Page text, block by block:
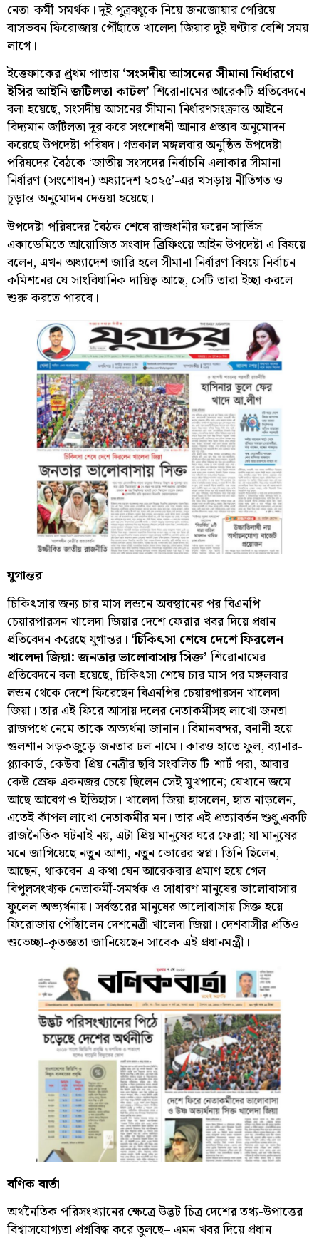
নেতা-কর্মী-সমর্থক। দুই পুত্রবধূকে নিয়ে জনজোয়ার পেরিয়ে
বাসভবন ফিরোজায় পৌঁছাতে খালেদা জিয়ার দুই ঘণ্টার বেশি সময়
লাগে।
ইত্তেফাকের প্র্রথম পাতায়‘সংসদীয় আসনের সীমানা নির্ধারণে
ইসির আইনি জটিলতা কাটল’ শিরোনামের আরেকটি প্রতিবেদনে
বলা হয়েছে, সংসদীয় আসনের সীমানা নির্ধারণসংক্রান্ত আইনে
বিদ্যমান জটিলতা দূর করে সংশোধনী আনার প্রস্তাব অনুমোদন
করেছে উপদেষ্টা পরিষদ। গতকাল মঙ্গলবার অনুষ্ঠিত উপদেষ্টা
পরিষদের বৈঠকে ‘জাতীয় সংসদের নির্বাচনি এলাকার সীমানা
নির্ধারণ (সংশোধন) অধ্যাদেশ ২০২৫’-এর খসড়ায় নীতিগত ও
চূড়ান্ত অনুমোদন দেওয়া হয়েছে।
উপদেষ্টা পরিষদের বৈঠক শেষে রাজধানীর ফরেন সার্ভিস
একাডেমিতে আয়োজিত সংবাদ ব্রিফিংয়ে আইন উপদেষ্টা এ বিষয়ে
বলেন, এখন অধ্যাদেশ জারি হলে সীমানা নির্ধারণ বিষয়ে নির্বাচন
কমিশনের যে সাংবিধানিক দায়িত্ব আছে, সেটি তারা ইচ্ছা করলে
শুরু করতে পারবে।
যুগান্তর
চিকিৎসার জন্য চার মাস লন্ডনে অবস্থানের পর বিএনপি
চেয়ারপারসন খালেদা জিয়ার দেশে ফেরার খবর দিয়ে প্রধান
প্রতিবেদন করেছে যুগান্তর। ‘চিকিৎসা শেষে দেশে ফিরলেন
খালেদা জিয়া: জনতার ভালোবাসায় সিক্ত’ শিরোনামের
প্রতিবেদনে বলা হয়েছে, চিকিৎসা শেষে চার মাস পর মঙ্গলবার
লন্ডন থেকে দেশে ফিরেছেন বিএনপির চেয়ারপারসন খালেদা
জিয়া। তার এই ফিরে আসায় দলের নেতাকর্মীসহ লাখো জনতা
রাজপথে নেমে তাকে অভ্যর্থনা জানান। বিমানবন্দর, বনানী হয়ে
গুলশান সড়কজুড়ে জনতার ঢল নামে। কারও হাতে ফুল, ব্যানার-
প্ল্যাকার্ড, কেউবা প্রিয় নেত্রীর ছবি সংবলিত টি-শার্ট পরা, আবার
কেউ স্রেফ একনজর চেয়ে ছিলেন সেই মুখপানে; যেখানে জমে
আছে আবেগ ও ইতিহাস। খালেদা জিয়া হাসলেন, হাত নাড়লেন,
এতেই কাঁপল লাখো নেতাকর্মীর মন। তার এই প্রত্যাবর্তন শুধু একটি
রাজনৈতিক ঘটনাই নয়, এটা প্রিয় মানুষের ঘরে ফেরা; যা মানুষের
মনে জাগিয়েছে নতুন আশা, নতুন ভোরের স্বপ্ন। তিনি ছিলেন,
আছেন, থাকবেন-এ কথা যেন আরেকবার প্রমাণ হয়ে গেল
বিপুলসংখ্যক নেতাকর্মী-সমর্থক ও সাধারণ মানুষের ভালোবাসার
ফুলেল অভ্যর্থনায়। সর্বস্তরের মানুষের ভালোবাসায় সিক্ত হয়ে
ফিরোজায় পৌঁছালেন দেশনেত্রী খালেদা জিয়া। দেশবাসীর প্রতিও
শুভেচ্ছা-কৃতজ্ঞতা জানিয়েছেন সাবেক এই প্রধানমন্ত্রী।
বণিক বার্তা
অর্থনৈতিক পরিসংখ্যানের ক্ষেত্রে উদ্ভট চিত্র দেশের তথ্য-উপাত্তের
বিশ্বাসযোগ্যতা প্রশ্নবিদ্ধ করে তুলছে– এমন খবর দিয়ে প্রধান